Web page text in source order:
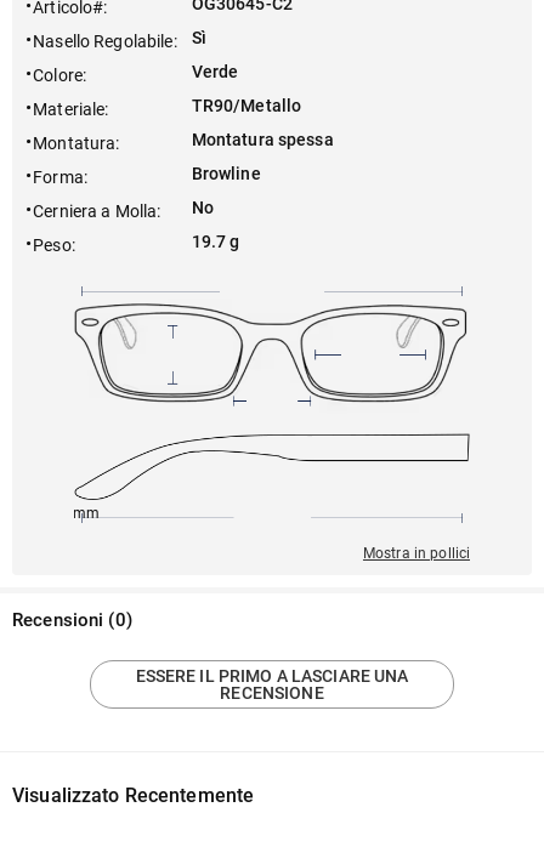
Articolo#:
Nasello Regolabile:
Sì
Colore:
Verde
Materiale:
TR90/Metallo
Montatura:
Montatura spessa
Forma:
Browline
Cerniera a Molla:
No
Peso: 19.7 g
140mm
Mostra in pollici
Recensioni (0)
ESSERE IL PRIMO A LASCIARE UNA
RECENSIONE
Visualizzato Recentemente